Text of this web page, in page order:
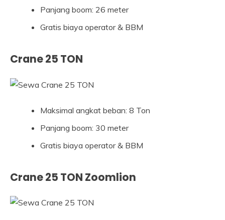
Panjang boom: 26 meter
Gratis biaya operator & BBM
Crane 25 TON
Maksimal angkat beban: 8 Ton
Panjang boom: 30 meter
Gratis biaya operator & BBM
Crane 25 TON Zoomlion